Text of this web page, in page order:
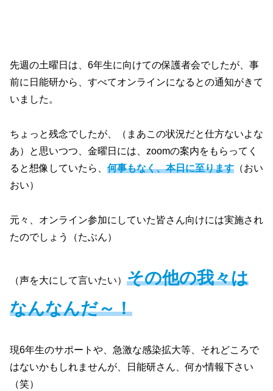
先週の土曜日は、6年生に向けての保護者会でしたが、事
前に日能研から、すべてオンラインになるとの通知がきて
いました。
ちょっと残念でしたが、（まあこの状況だと仕方ないよな
あ）と思いつつ、金曜日には、zoomの案内をもらってく
ると想像していたら、 何事もなく、本日に至ります （おい
おい）
元々、オンライン参加にしていた皆さん向けには実施され
たのでしょう（たぶん）
（声を大にして言いたい） その他の我々は
なんなんだ～！
現6年生のサポートや、急激な感染拡大等、それどころで
はないかもしれませんが、日能研さん、何か情報下さい
（笑）